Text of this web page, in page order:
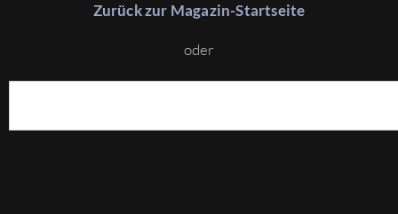
Zurück zur Magazin-Startseite
oder